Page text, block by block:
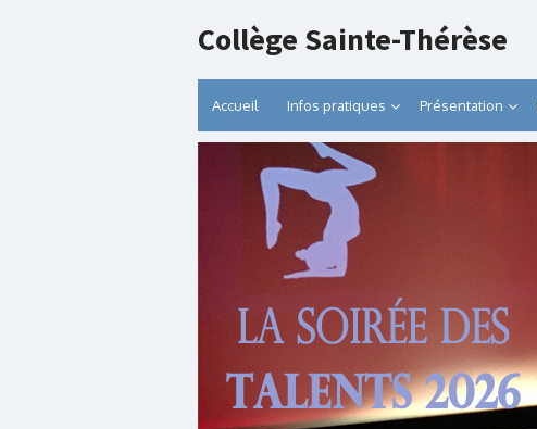
Collège Sainte-Thérèse
Accueil Infos pratiques Présentation